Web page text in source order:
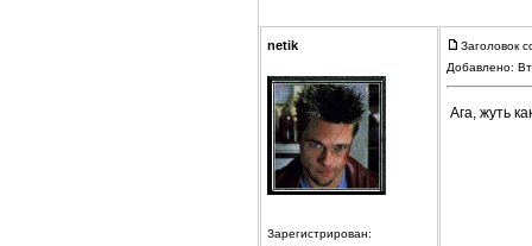
netik
Зарегистрирован:
Заголовок
Добавлено:
Ага, жуть